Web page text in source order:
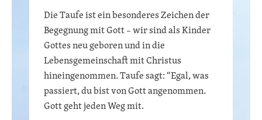
Die Taufe ist ein besonderes Zeichen der
Begegnung mit Gott – wir sind als Kinder
Gottes neu geboren und in die
Lebensgemeinschaft mit Christus
hineingenommen. Taufe sagt: “Egal, was
passiert, du bist von Gott angenommen.
Gott geht jeden Weg mit.